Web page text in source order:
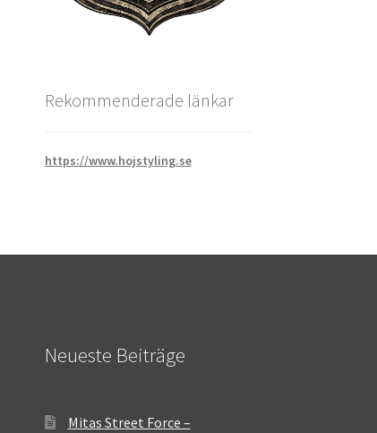
Rekommenderade länkar
https://www.hojstyling.se
Neueste Beiträge
Mitas Street Force –